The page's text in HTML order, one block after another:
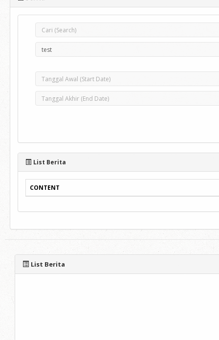
List Berita
CONTENT
List Berita